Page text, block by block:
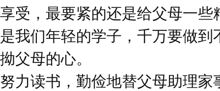
享受，最要紧的还是给父母一些
是我们年轻的学子，千万要做
拗父母的心。
努力读书，勤俭地替父母助理